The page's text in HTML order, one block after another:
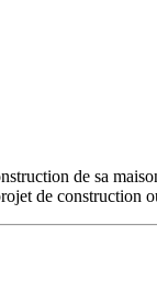
de sa
de construction